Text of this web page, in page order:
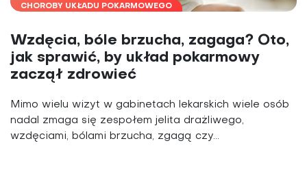
CHOROBY UKŁADU POKARMOWEGO
Wzdęcia, bóle brzucha, zagaga? Oto,
jak sprawić, by układ pokarmowy
zaczął zdrowieć
Mimo wielu wizyt w gabinetach lekarskich wiele osób
nadal zmaga się zespołem jelita drażliwego,
wzdęciami, bólami brzucha, zgagą czy...